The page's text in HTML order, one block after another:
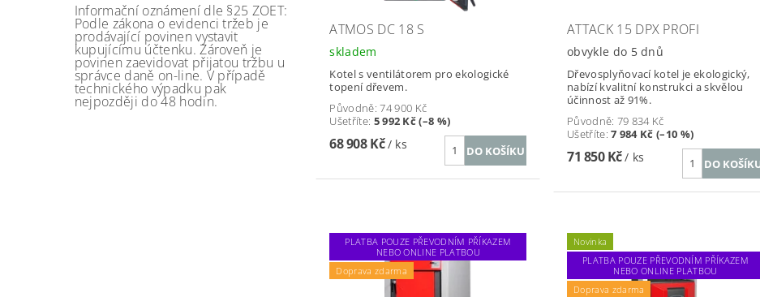
Informační oznámení dle §25 ZOET:
Podle zákona o evidenci tržeb je
prodávající povinen vystavit
kupujícímu účtenku. Zároveň je
povinen zaevidovat přijatou tržbu u
správce daně on-line. V případě
technického výpadku pak
nejpozději do 48 hodin.
ATMOS DC 18 S
skladem
Kotel s ventilátorem pro ekologické
topení dřevem.
Původně:74 900 Kč
Ušetříte: 5 992 Kč (–8 %)
68 908 Kč/ ks
ATTACK 15 DPX PROFI
obvykle do 5 dnů
Dřevosplyňovací kotel je ekologický,
nabízí kvalitní konstrukci a skvělou
účinnost až 91%.
Původně: 79 834 Kč
Ušetříte:7 984 Kč (–10 %)
71 850 Kč/ ks
PLATBA POUZE PŘEVODNÍM PŘÍKAZEM
NEBO ONLINE PLATBOU
Doprava zdarma
Novinka
PLATBA POUZE PŘEVODNÍM PŘÍKAZEM
NEBO ONLINE PLATBOU
Doprava zdarma